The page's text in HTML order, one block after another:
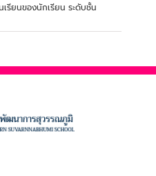
เรียนของนักเรียน ระดับชั้น